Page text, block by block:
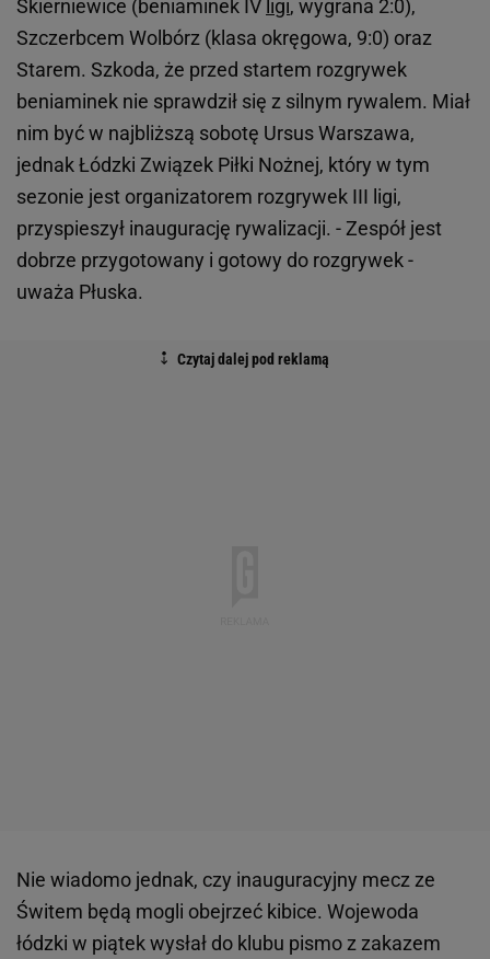
Skierniewice (beniaminek IV ligi, wygrana 2:0),
Szczerbcem Wolbórz (klasa okręgowa, 9:0) oraz
Starem. Szkoda, że przed startem rozgrywek
beniaminek nie sprawdził się z silnym rywalem. Miał
nim być w najbliższą sobotę Ursus Warszawa,
jednak Łódzki Związek Piłki Nożnej, który w tym
sezonie jest organizatorem rozgrywek III ligi,
przyspieszył inaugurację rywalizacji. - Zespół jest
dobrze przygotowany i gotowy do rozgrywek -
uważa Płuska.
Nie wiadomo jednak, czy inauguracyjny mecz ze
Świtem będą mogli obejrzeć kibice. Wojewoda
łódzki w piątek wysłał do klubu pismo z zakazem